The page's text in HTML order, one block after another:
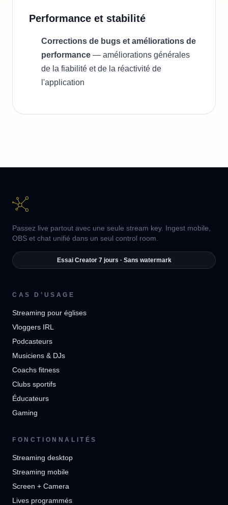
Performance et stabilité
Corrections de bugs et améliorations de
performance — améliorations générales
de la fiabilité et de la réactivité de
l'application
Passez live partout avec une seule stream key. Ingest mobile,
OBS et chat unifié dans un seul control room.
Essai Creator 7 jours · Sans watermark
CAS D’USAGE
Streaming pour églises
Vloggers IRL
Podcasteurs
Musiciens & DJs
Coachs fitness
Clubs sportifs
Éducateurs
Gaming
FONCTIONNALITÉS
Streaming desktop
Streaming mobile
Screen + Camera
Lives programmés